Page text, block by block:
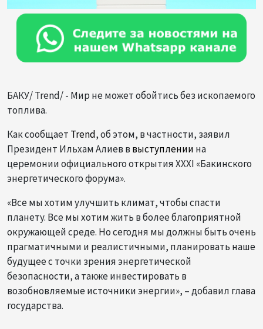
БАКУ/ Trend/ - Мир не может обойтись без ископаемого
топлива.
Как сообщает Trend, об этом, в частности, заявил
Президент Ильхам Алиев в выступлении на
церемонии официального открытия XXXI «Бакинского
энергетического форума».
«Все мы хотим улучшить климат, чтобы спасти
планету. Все мы хотим жить в более благоприятной
окружающей среде. Но сегодня мы должны быть очень
прагматичными и реалистичными, планировать наше
будущее с точки зрения энергетической
безопасности, а также инвестировать в
возобновляемые источники энергии», – добавил глава
государства.